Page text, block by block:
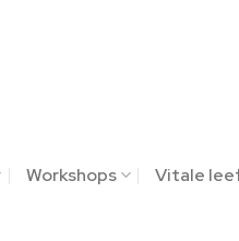
Workshops Vitale